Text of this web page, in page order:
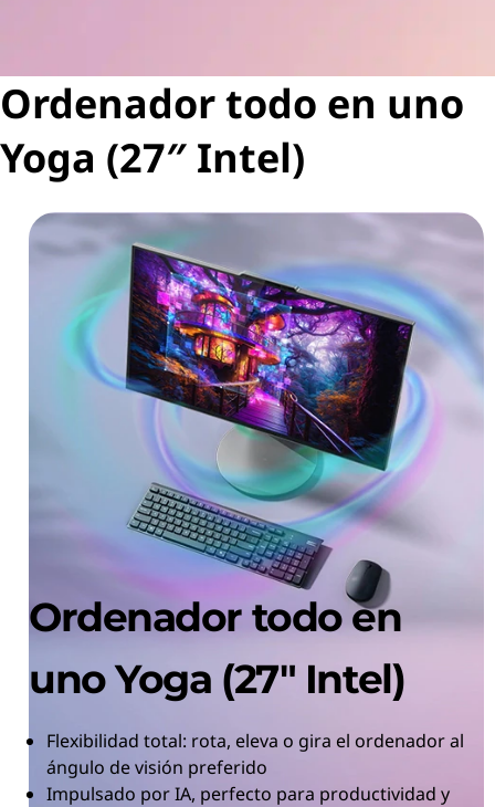
Ordenador todo en uno
Yoga (27″ Intel)
Ordenador todo en
uno Yoga (27″ Intel)
Flexibilidad total: rota, eleva o gira el ordenador al
ángulo de visión preferido
Impulsado por IA, perfecto para productividad y